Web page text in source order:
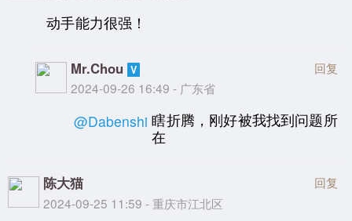
动手能力很强！
Mr.Chou
2024-09-26 16:49 - 广东省
回复
@Dabenshi 瞎折腾，刚好被我找到问题所
在
陈大猫
2024-09-25 11:59 - 重庆市江北区
回复